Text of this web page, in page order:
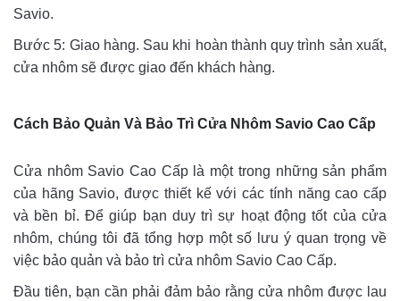
Savio.
Bước 5: Giao hàng. Sau khi hoàn thành quy trình sản xuất,
cửa nhôm sẽ được giao đến khách hàng.
Cách Bảo Quản Và Bảo Trì Cửa Nhôm Savio Cao Cấp
Cửa nhôm Savio Cao Cấp là một trong những sản phẩm
của hãng Savio, được thiết kế với các tính năng cao cấp
và bền bỉ. Để giúp bạn duy trì sự hoạt động tốt của cửa
nhôm, chúng tôi đã tổng hợp một số lưu ý quan trọng về
việc bảo quản và bảo trì cửa nhôm Savio Cao Cấp.
Đầu tiên, bạn cần phải đảm bảo rằng cửa nhôm được lau